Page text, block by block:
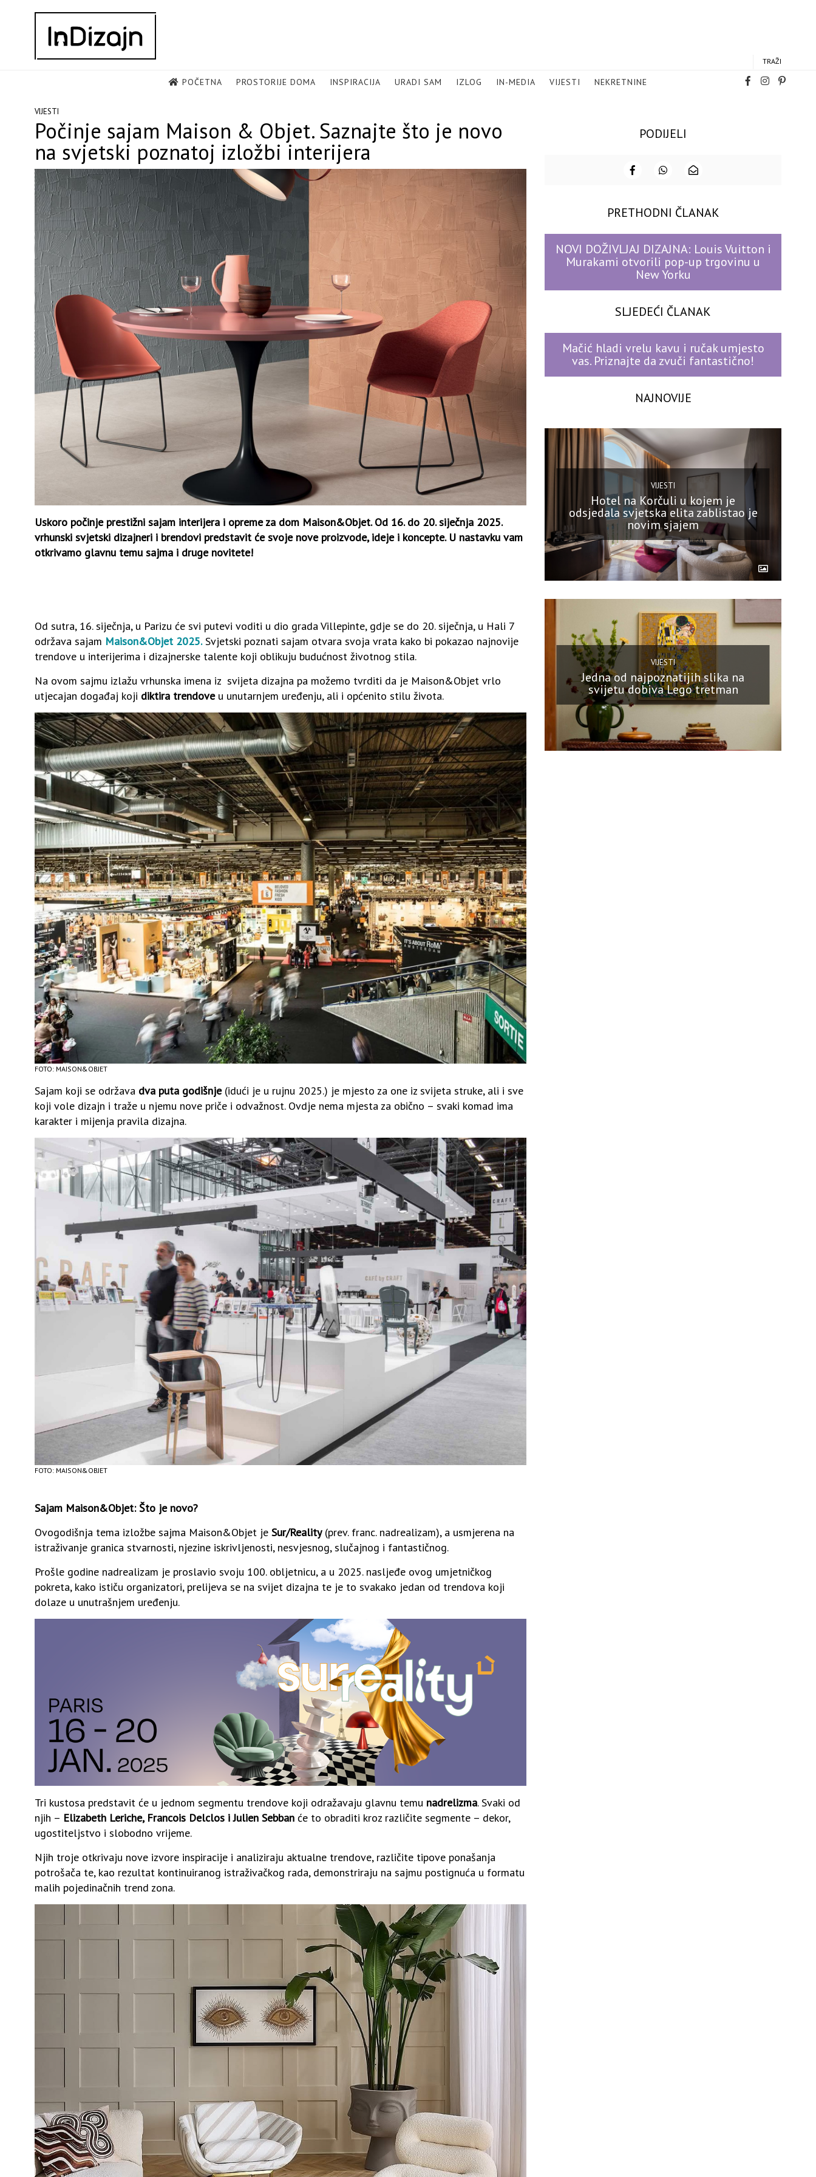
TRAŽI
POČETNA PROSTORIJE DOMA INSPIRACIJA URADI SAM IZLOG IN-MEDIA VIJESTI NEKRETNINE
VIJESTI
Počinje sajam Maison & Objet. Saznajte što je novo
na svjetski poznatoj izložbi interijera
Uskoro počinje prestižni sajam interijera i opreme za dom Maison&Objet. Od 16. do 20. siječnja 2025.
vrhunski svjetski dizajneri i brendovi predstavit će svoje nove proizvode, ideje i koncepte. U nastavku vam
otkrivamo glavnu temu sajma i druge novitete!
Od sutra, 16. siječnja, u Parizu će svi putevi voditi u dio grada Villepinte, gdje se do 20. siječnja, u Hali 7
održava sajam Maison&Objet 2025.Svjetski poznati sajam otvara svoja vrata kako bi pokazao najnovije
trendove u interijerima i dizajnerske talente koji oblikuju budućnost životnog stila.
Na ovom sajmu izlažu vrhunska imena iz svijeta dizajna pa možemo tvrditi da je Maison&Objet vrlo
utjecajan događaj koji diktira trendoveu unutarnjem uređenju, ali i općenito stilu života.
FOTO: MAISON&OBJET
Sajam koji se održava dva puta godišnje(idući je u rujnu 2025.) je mjesto za one iz svijeta struke, ali i sve
koji vole dizajn i traže u njemu nove priče i odvažnost. Ovdje nema mjesta za obično – svaki komad ima
karakter i mijenja pravila dizajna.
FOTO: MAISON&OBJET
Sajam Maison&Objet: Što je novo?
Ovogodišnja tema izložbe sajma Maison&Objet je Sur/Reality(prev. franc. nadrealizam), a usmjerena na
istraživanje granica stvarnosti, njezine iskrivljenosti, nesvjesnog, slučajnog i fantastičnog.
Prošle godine nadrealizam je proslavio svoju 100. obljetnicu, a u 2025. nasljeđe ovog umjetničkog
pokreta, kako ističu organizatori, prelijeva se na ​​svijet dizajna te je to svakako jedan od trendova koji
dolaze u unutrašnjem uređenju.
Tri kustosa predstavit će u jednom segmentu trendove koji odražavaju glavnu temu nadrelizma. Svaki od
njih – Elizabeth Leriche, Francois Delclos i Julien Sebban će to obraditi kroz različite segmente – dekor,
ugostiteljstvo i slobodno vrijeme.
Njih troje otkrivaju nove izvore inspiracije i analiziraju aktualne trendove, različite tipove ponašanja
potrošača te, kao rezultat kontinuiranog istraživačkog rada, demonstriraju na sajmu postignuća u formatu
malih pojedinačnih trend zona.
PODIJELI
PRETHODNI ČLANAK
NOVI DOŽIVLJAJ DIZAJNA: Louis Vuitton i
Murakami otvorili pop-up trgovinu u
New Yorku
SLJEDEĆI ČLANAK
Mačić hladi vrelu kavu i ručak umjesto
vas. Priznajte da zvuči fantastično!
NAJNOVIJE
VIJESTI
Hotel na Korčuli u kojem je
odsjedala svjetska elita zablistao je
novim sjajem
VIJESTI
Jedna od najpoznatijih slika na
svijetu dobiva Lego tretman